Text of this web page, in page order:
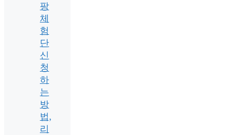
팡
체
험
단
신
청
하
는
방
법,
리